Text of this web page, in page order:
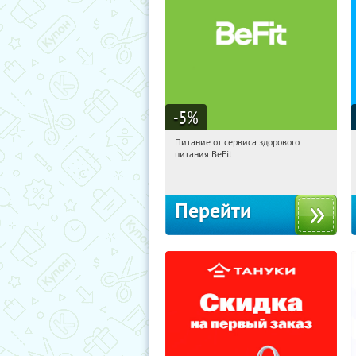
-5%
04:08:58
Получи первым!
Питание от сервиса здорового
питания BeFit
Перейти